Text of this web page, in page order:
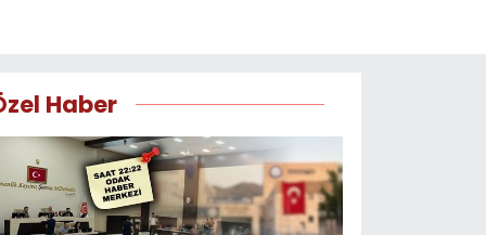
Haber